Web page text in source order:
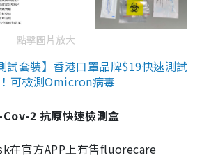
點擊圖片放大
試套裝】香港口罩品牌$19快速測試
可檢測Omicron病毒
2 抗原快速檢測盒
在官方APP上有售fluorecare